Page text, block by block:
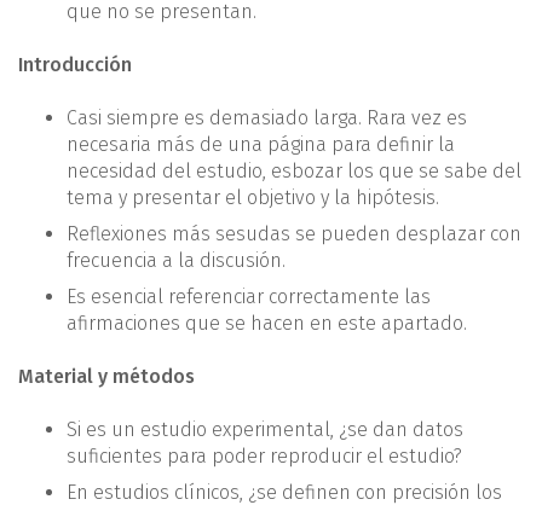
que no se presentan.
Introducción
Casi siempre es demasiado larga. Rara vez es
necesaria más de una página para definir la
necesidad del estudio, esbozar los que se sabe del
tema y presentar el objetivo y la hipótesis.
Reflexiones más sesudas se pueden desplazar con
frecuencia a la discusión.
Es esencial referenciar correctamente las
afirmaciones que se hacen en este apartado.
Material y métodos
Si es un estudio experimental, ¿se dan datos
suficientes para poder reproducir el estudio?
En estudios clínicos, ¿se definen con precisión los